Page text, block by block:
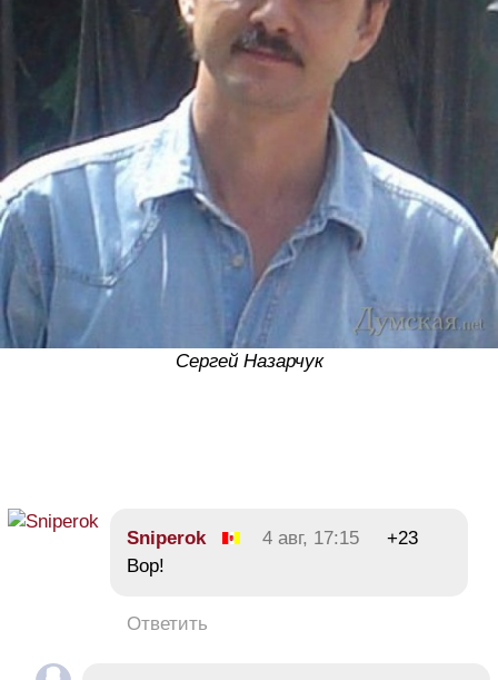
Сергей Назарчук
Sniperok 4 авг, 17:15
+23
Вор!
Ответить